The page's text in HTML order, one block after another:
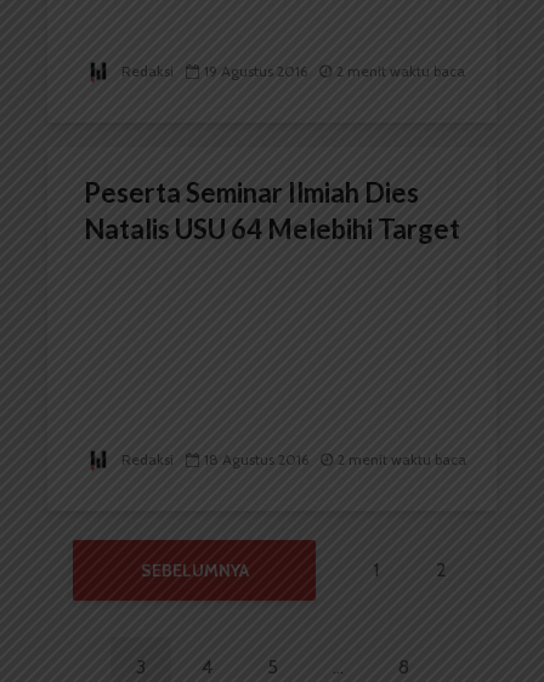
Redaksi 19 Agustus 2016 2 menit waktu baca
Peserta Seminar Ilmiah Dies
Natalis USU 64 Melebihi Target
Redaksi 18 Agustus 2016 2 menit waktu baca
SEBELUMNYA 1 2
3 4 5 … 8